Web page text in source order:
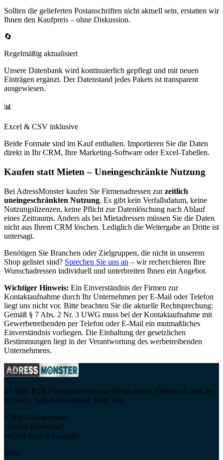
Sollten die gelieferten Postanschriften nicht aktuell sein, erstatten wir
Ihnen den Kaufpreis – ohne Diskussion.
🔄
Regelmäßig aktualisiert
Unsere Datenbank wird kontinuierlich gepflegt und mit neuen
Einträgen ergänzt. Der Datenstand jedes Pakets ist transparent
ausgewiesen.
📊
Excel & CSV inklusive
Beide Formate sind im Kauf enthalten. Importieren Sie die Daten
direkt in Ihr CRM, Ihre Marketing-Software oder Excel-Tabellen.
Kaufen statt Mieten – Uneingeschränkte Nutzung
Bei AdressMonster kaufen Sie Firmenadressen zur zeitlich
uneingeschränkten Nutzung. Es gibt kein Verfallsdatum, keine
Nutzungslizenzen, keine Pflicht zur Datenlöschung nach Ablauf
eines Zeitraums. Anders als bei Mietadressen müssen Sie die Daten
nicht aus Ihrem CRM löschen. Lediglich die Weitergabe an Dritte ist
untersagt.
Benötigen Sie Branchen oder Zielgruppen, die nicht in unserem
Shop gelistet sind? Sprechen Sie uns an – wir recherchieren Ihre
Wunschadressen individuell und unterbreiten Ihnen ein Angebot.
Wichtiger Hinweis: Ein Einverständnis der Firmen zur
Kontaktaufnahme durch Ihr Unternehmen per E-Mail oder Telefon
liegt uns nicht vor. Bitte beachten Sie die aktuelle Rechtsprechung:
Gemäß § 7 Abs. 2 Nr. 3 UWG muss bei der Kontaktaufnahme mit
Gewerbetreibenden per Telefon oder E-Mail ein mutmaßliches
Einverständnis vorliegen. Die Einhaltung der gesetzlichen
Bestimmungen liegt in der Verantwortung des werbetreibenden
Unternehmens.
4+ Mio. B2B-Firmenadressen aus Deutschland, Österreich und der
Schweiz. Sofort-Download. Kein Abo.
✓ DSGVO-konform
↓Sofort-Download
↩Geld-zurück-Garantie
Shop